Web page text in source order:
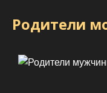
Родители